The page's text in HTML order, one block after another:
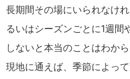
長期間その場にいられなけ
るいはシーズンごとに1週間
しないと本当のことはわか
現地に通えば、季節によっ